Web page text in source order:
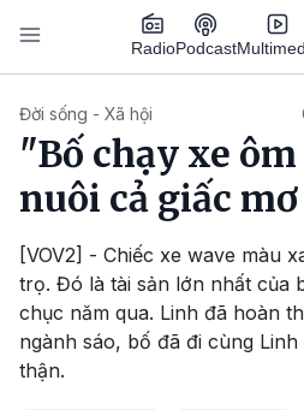
Nhảy đến nội dung
RadioPodcast
Đời sống - Xã hội
"Bố chạy xe
nuôi cả giấc
[VOV2] - Chiếc xe wave màu
trọ. Đó là tài sản lớn nhất của
chục năm qua. Linh đã hoàn
ngành sáo, bố đã đi cùng
thận.